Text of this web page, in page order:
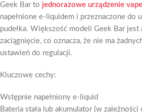
Geek Bar to jednorazowe urządzenie vape
napełnione e-liquidem i przeznaczone do
pudełka. Większość modeli Geek Bar
zaciągnięcie, co oznacza, że nie ma
ustawień do regulacji.
Kluczowe cechy:
Wstępnie napełniony e-liquid
Bateria stała lub akumulator (w zależności